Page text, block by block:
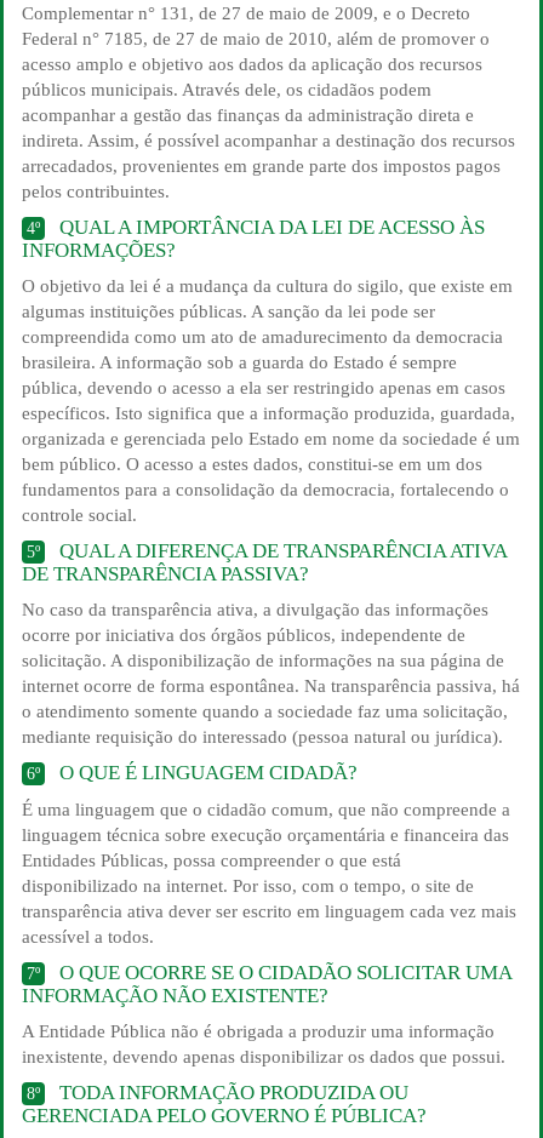
Complementar n° 131, de 27 de maio de 2009, e o Decreto
Federal n° 7185, de 27 de maio de 2010, além de promover o
acesso amplo e objetivo aos dados da aplicação dos recursos
públicos municipais. Através dele, os cidadãos podem
acompanhar a gestão das finanças da administração direta e
indireta. Assim, é possível acompanhar a destinação dos recursos
arrecadados, provenientes em grande parte dos impostos pagos
pelos contribuintes.
4º
QUAL A IMPORTÂNCIA DA LEI DE ACESSO ÀS
INFORMAÇÕES?
O objetivo da lei é a mudança da cultura do sigilo, que existe em
algumas instituições públicas. A sanção da lei pode ser
compreendida como um ato de amadurecimento da democracia
brasileira. A informação sob a guarda do Estado é sempre
pública, devendo o acesso a ela ser restringido apenas em casos
específicos. Isto significa que a informação produzida, guardada,
organizada e gerenciada pelo Estado em nome da sociedade é um
bem público. O acesso a estes dados, constitui-se em um dos
fundamentos para a consolidação da democracia, fortalecendo o
controle social.
5º
QUAL A DIFERENÇA DE TRANSPARÊNCIA ATIVA
DE TRANSPARÊNCIA PASSIVA?
No caso da transparência ativa, a divulgação das informações
ocorre por iniciativa dos órgãos públicos, independente de
solicitação. A disponibilização de informações na sua página de
internet ocorre de forma espontânea. Na transparência passiva, há
o atendimento somente quando a sociedade faz uma solicitação,
mediante requisição do interessado (pessoa natural ou jurídica).
6º O QUE É LINGUAGEM CIDADÃ?
É uma linguagem que o cidadão comum, que não compreende a
linguagem técnica sobre execução orçamentária e financeira das
Entidades Públicas, possa compreender o que está
disponibilizado na internet. Por isso, com o tempo, o site de
transparência ativa dever ser escrito em linguagem cada vez mais
acessível a todos.
7º
O QUE OCORRE SE O CIDADÃO SOLICITAR UMA
INFORMAÇÃO NÃO EXISTENTE?
A Entidade Pública não é obrigada a produzir uma informação
inexistente, devendo apenas disponibilizar os dados que possui.
8º
TODA INFORMAÇÃO PRODUZIDA OU
GERENCIADA PELO GOVERNO É PÚBLICA?